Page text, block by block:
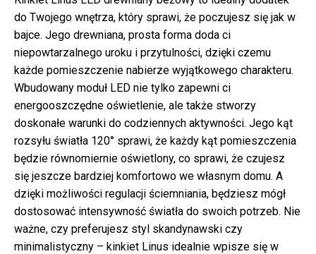
do Twojego wnętrza, który sprawi, że poczujesz się jak w
bajce. Jego drewniana, prosta forma doda ci
niepowtarzalnego uroku i przytulności, dzięki czemu
każde pomieszczenie nabierze wyjątkowego charakteru.
Wbudowany moduł LED nie tylko zapewni ci
energooszczędne oświetlenie, ale także stworzy
doskonałe warunki do codziennych aktywności. Jego kąt
rozsyłu światła 120° sprawi, że każdy kąt pomieszczenia
będzie równomiernie oświetlony, co sprawi, że czujesz
się jeszcze bardziej komfortowo we własnym domu. A
dzięki możliwości regulacji ściemniania, będziesz mógł
dostosować intensywność światła do swoich potrzeb. Nie
ważne, czy preferujesz styl skandynawski czy
minimalistyczny – kinkiet Linus idealnie wpisze się w